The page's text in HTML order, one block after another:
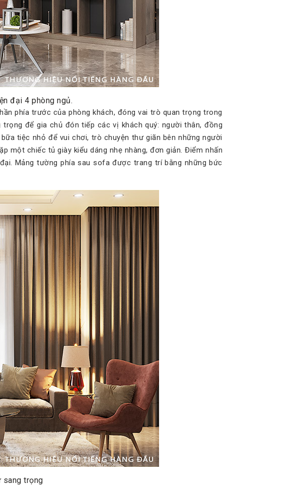
đại 4 phòng ngủ.
phía trước của phòng khách, đóng vai trò quan trọng trong
để gia chủ đón tiếp các vị khách quý: người thân, đồng
tiệc nhỏ để vui chơi, trò chuyện thư giãn bên những người
một chiếc tủ giày kiểu dáng nhẹ nhàng, đơn giản. Điểm nhấn
Mảng tường phía sau sofa được trang trí bằng những bức
sang trọng